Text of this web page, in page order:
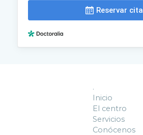
.
Inicio
El centro
Servicios
Conócenos